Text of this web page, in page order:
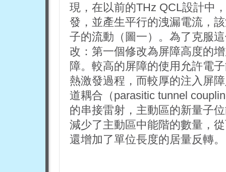
現，在以前的THz QCL設計中
發，並產生平行的洩漏電流，
子的流動（圖一）。為了克服
改：第一個修改為屏障高度的
障。較高的屏障的使用允許電
熱激發過程，而較厚的注入屏
道耦合（parasitic tunnel
的串接雷射，主動區的新量子
減少了主動區中能階的數量，
還增加了單位長度的居量反轉。